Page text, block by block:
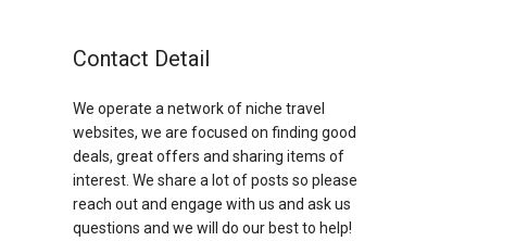
Contact Detail
We operate a network of niche travel
websites, we are focused on finding good
deals, great offers and sharing items of
interest. We share a lot of posts so please
reach out and engage with us and ask us
questions and we will do our best to help!